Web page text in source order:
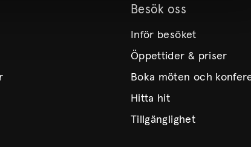
Besök oss
Inför besöket
Öppettider & priser
Boka möten och
Hitta hit
Tillgänglighet